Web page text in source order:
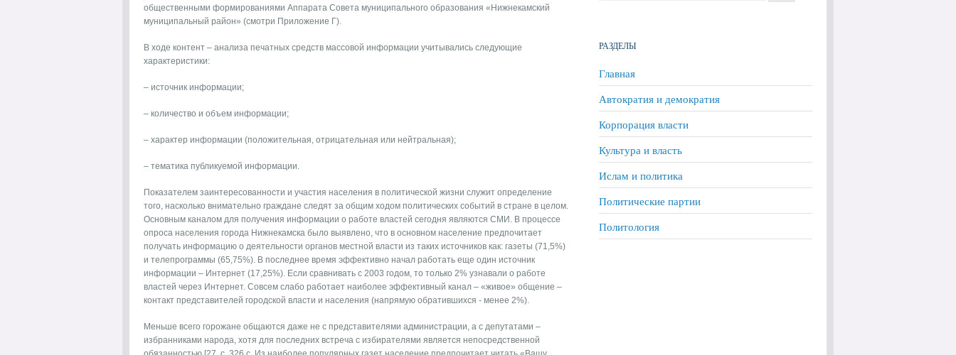
общественными формированиями Аппарата Совета муниципального образования «Нижнекамский
муниципальный район» (смотри Приложение Г).
В ходе контент – анализа печатных средств массовой информации учитывались следующие
характеристики:
– источник информации;
– количество и объем информации;
– характер информации (положительная, отрицательная или нейтральная);
– тематика публикуемой информации.
Показателем заинтересованности и участия населения в политической жизни служит определение
того, насколько внимательно граждане следят за общим ходом политических событий в стране в целом.
Основным каналом для получения информации о работе властей сегодня являются СМИ. В процессе
опроса населения города Нижнекамска было выявлено, что в основном население предпочитает
получать информацию о деятельности органов местной власти из таких источников как: газеты (71,5%)
и телепрограммы (65,75%). В последнее время эффективно начал работать еще один источник
информации – Интернет (17,25%). Если сравнивать с 2003 годом, то только 2% узнавали о работе
властей через Интернет. Совсем слабо работает наиболее эффективный канал – «живое» общение –
контакт представителей городской власти и населения (напрямую обратившихся - менее 2%).
Меньше всего горожане общаются даже не с представителями администрации, а с депутатами –
избранниками народа, хотя для последних встреча с избирателями является непосредственной
РАЗДЕЛЫ
Главная
Автократия и демократия
Корпорация власти
Культура и власть
Ислам и политика
Политические партии
Политология